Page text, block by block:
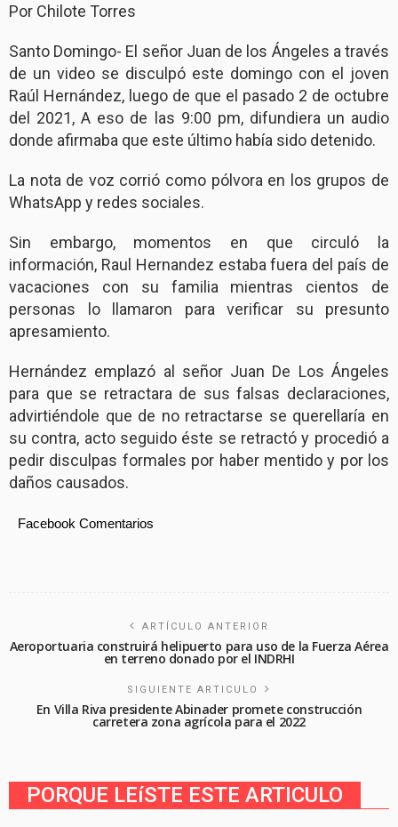
Por Chilote Torres
Santo Domingo- El señor Juan de los Ángeles a través
de un video se disculpó este domingo con el joven
Raúl Hernández, luego de que el pasado 2 de octubre
del 2021, A eso de las 9:00 pm, difundiera un audio
donde afirmaba que este último había sido detenido.
La nota de voz corrió como pólvora en los grupos de
WhatsApp y redes sociales.
Sin embargo, momentos en que circuló la
información, Raul Hernandez estaba fuera del país de
vacaciones con su familia mientras cientos de
personas lo llamaron para verificar su presunto
apresamiento.
Hernández emplazó al señor Juan De Los Ángeles
para que se retractara de sus falsas declaraciones,
advirtiéndole que de no retractarse se querellaría en
su contra, acto seguido éste se retractó y procedió a
pedir disculpas formales por haber mentido y por los
daños causados.
Facebook Comentarios
ARTÍCULO ANTERIOR
Aeroportuaria construirá helipuerto para uso de la Fuerza Aérea
en terreno donado por el INDRHI
SIGUIENTE ARTICULO
En Villa Riva presidente Abinader promete construcción
carretera zona agrícola para el 2022
PORQUE LEíSTE ESTE ARTICULO